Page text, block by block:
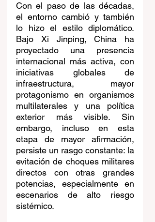
Con el paso de las décadas,
el entorno cambió y también
lo hizo el estilo diplomático.
Bajo Xi Jinping, China ha
proyectado una presencia
internacional más activa, con
iniciativas globales de
infraestructura, mayor
protagonismo en organismos
multilaterales y una política
exterior más visible. Sin
embargo, incluso en esta
etapa de mayor afirmación,
persiste un rasgo constante: la
evitación de choques militares
directos con otras grandes
potencias, especialmente en
escenarios de alto riesgo
sistémico.